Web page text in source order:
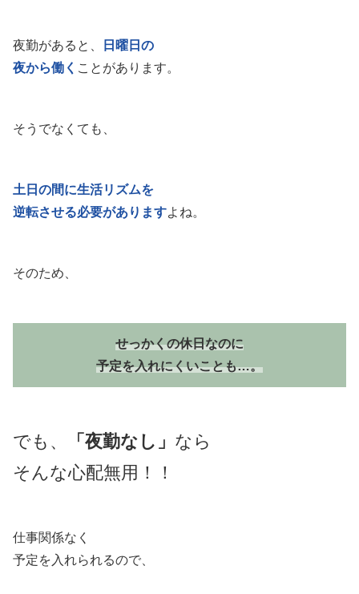
夜勤があると、
日曜日の
夜から働く ことがあります。
そうでなくても、
土日の間に生活リズムを
逆転させる必要がありますよね。
そのため、
せっかくの休日なのに
予定を入れにくいことも…。
でも、 「夜勤なし」 なら
そんな心配無用！！
仕事関係なく
予定を入れられるので、